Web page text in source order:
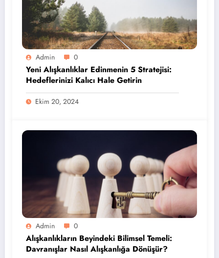
Admin 0
Yeni Alışkanlıklar Edinmenin 5 Stratejisi:
Hedeflerinizi Kalıcı Hale Getirin
Ekim 20, 2024
Admin 0
Alışkanlıkların Beyindeki Bilimsel Temeli:
Davranışlar Nasıl Alışkanlığa Dönüşür?